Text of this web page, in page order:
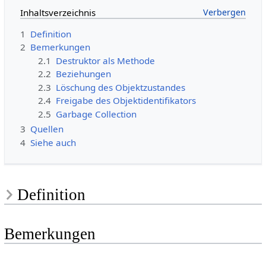
Inhaltsverzeichnis
1 Definition
2 Bemerkungen
2.1 Destruktor als Methode
2.2 Beziehungen
2.3 Löschung des Objektzustandes
2.4 Freigabe des Objektidentifikators
2.5 Garbage Collection
3 Quellen
4 Siehe auch
Definition
Bemerkungen